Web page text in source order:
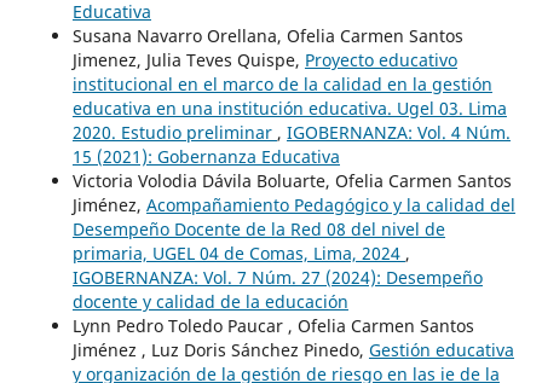
Educativa
Susana Navarro Orellana, Ofelia Carmen Santos
Jimenez, Julia Teves Quispe, Proyecto educativo
institucional en el marco de la calidad en la gestión
educativa en una institución educativa. Ugel 03. Lima
2020. Estudio preliminar , IGOBERNANZA: Vol. 4 Núm.
15 (2021): Gobernanza Educativa
Victoria Volodia Dávila Boluarte, Ofelia Carmen Santos
Jiménez, Acompañamiento Pedagógico y la calidad del
Desempeño Docente de la Red 08 del nivel de
primaria, UGEL 04 de Comas, Lima, 2024 ,
IGOBERNANZA: Vol. 7 Núm. 27 (2024): Desempeño
docente y calidad de la educación
Lynn Pedro Toledo Paucar , Ofelia Carmen Santos
Jiménez , Luz Doris Sánchez Pinedo, Gestión educativa
y organización de la gestión de riesgo en las ie de la